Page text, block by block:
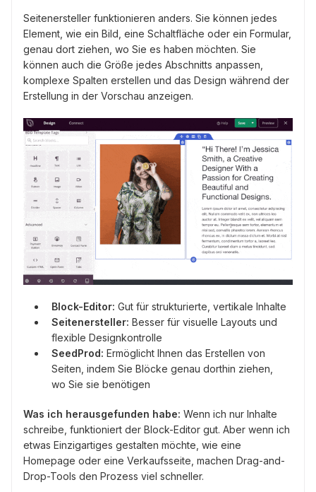
Seitenersteller funktionieren anders. Sie können jedes
Element, wie ein Bild, eine Schaltfläche oder ein Formular,
genau dort ziehen, wo Sie es haben möchten. Sie
können auch die Größe jedes Abschnitts anpassen,
komplexe Spalten erstellen und das Design während der
Erstellung in der Vorschau anzeigen.
Block-Editor: Gut für strukturierte, vertikale Inhalte
Seitenersteller: Besser für visuelle Layouts und
flexible Designkontrolle
SeedProd: Ermöglicht Ihnen das Erstellen von
Seiten, indem Sie Blöcke genau dorthin ziehen,
wo Sie sie benötigen
Was ich herausgefunden habe: Wenn ich nur Inhalte
schreibe, funktioniert der Block-Editor gut. Aber wenn ich
etwas Einzigartiges gestalten möchte, wie eine
Homepage oder eine Verkaufsseite, machen Drag-and-
Drop-Tools den Prozess viel schneller.